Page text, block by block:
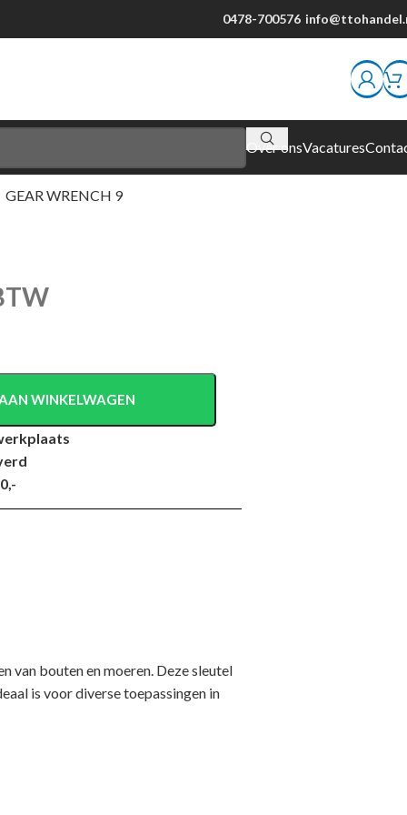
0478-700576
Over onsVacatures
GEAR WRENCH 9
WINKELWAGEN
van bouten en moeren. Deze sleutel
is voor diverse toepassingen in